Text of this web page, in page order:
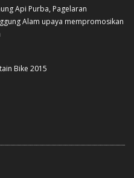
Api Purba, Pagelaran
Alam upaya mempromosikan
Bike 2015